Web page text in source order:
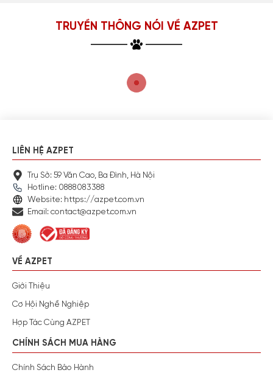
TRUYỀN THÔNG NÓI VỀ AZPET
LIÊN HỆ AZPET
Trụ Sở: 59 Văn Cao, Ba Đình, Hà Nội
Hotline: 0888083388
Website: https://azpet.com.vn
Email: contact@azpet.com.vn
VỀ AZPET
Giới Thiệu
Cơ Hội Nghề Nghiệp
Hợp Tác Cùng AZPET
CHÍNH SÁCH MUA HÀNG
Chính Sách Bảo Hành